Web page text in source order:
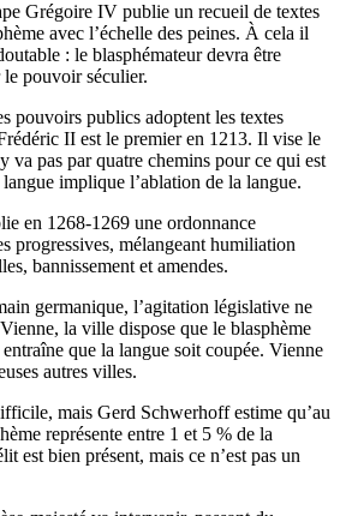
Grégoire IV publie un recueil de textes
avec l’échelle des peines. À cela il
: le blasphémateur devra être
le pouvoir séculier.
pouvoirs publics adoptent les textes
II est le premier en 1213. Il vise le
va pas par quatre chemins pour ce qui est
implique l’ablation de la langue.
en 1268-1269 une ordonnance
progressives, mélangeant humiliation
bannissement et amendes.
germanique, l’agitation législative ne
la ville dispose que le blasphème
que la langue soit coupée. Vienne
autres villes.
mais Gerd Schwerhoff estime qu’au
représente entre 1 et 5 % de la
est bien présent, mais ce n’est pas un